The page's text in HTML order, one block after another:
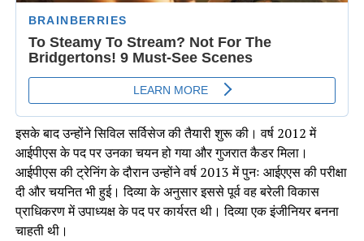
इसके बाद उन्होंने सिविल सर्विसेज की तैयारी शुरू की। वर्ष 2012 में
आईपीएस के पद पर उनका चयन हो गया और गुजरात कैडर मिला।
आईपीएस की ट्रेनिंग के दौरान उन्होंने वर्ष 2013 में पुनः आईएएस की परीक्षा
दी और चयनित भी हुई। दिव्या के अनुसार इससे पूर्व वह बरेली विकास
प्राधिकरण में उपाध्यक्ष के पद पर कार्यरत थी। दिव्या एक इंजीनियर बनना
चाहती थी।